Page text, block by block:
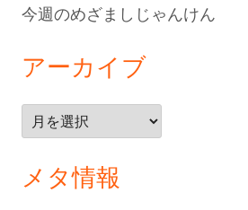
今週のめざましじゃんけん
アーカイブ
ー
イ
メタ情報